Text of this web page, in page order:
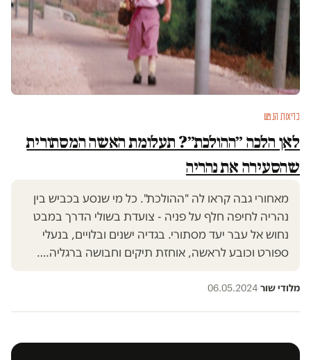
בריאות הנפש
לאן הלכה ״ההולכת״? תעלומת האשה המסתורית
שהסעירה את נהריה
מאחורי גבה קראו לה "ההולכת". כל מי שנסע בכביש בין
נהריה לחיפה חלף על פניה - צועדת בשולי הדרך במבט
נחוש אל עבר יעד מסתורי. בגדיה ישנים ובלויים, בנעלי
ספורט וכובע לראשה, אוחזת תיקים וחבושה ברגליה.…
מלודי שור·
06.05.2024